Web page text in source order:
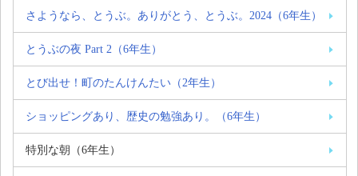
さようなら、とうぶ。ありがとう、とうぶ。2024（6年生）
とうぶの夜 Part 2（6年生）
とび出せ！町のたんけんたい（2年生）
ショッピングあり、歴史の勉強あり。（6年生）
特別な朝（6年生）